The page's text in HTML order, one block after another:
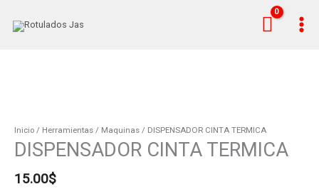
Inicio / Herramientas / Maquinas / DISPENSADOR CINTA TERMICA
DISPENSADOR CINTA TERMICA
15.00$
TERMICA
cantidad